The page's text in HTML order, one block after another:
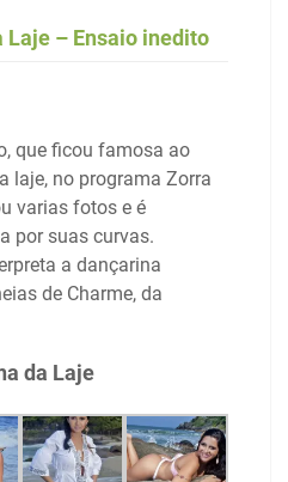
Laje – Ensaio inedito
que ficou famosa ao
laje, no programa Zorra
varias fotos e é
por suas curvas.
a dançarina
de Charme, da
da Laje